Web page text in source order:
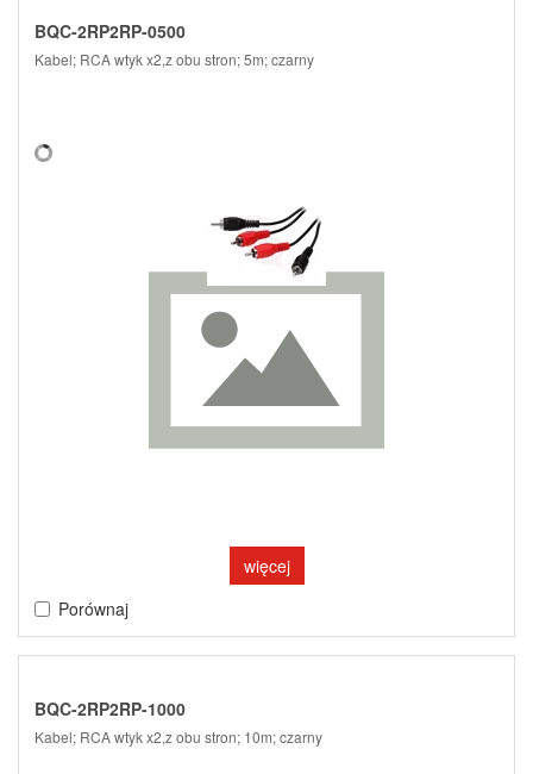
BQC-2RP2RP-0500
Kabel; RCA wtyk x2,z obu stron; 5m; czarny
więcej
Porównaj
BQC-2RP2RP-1000
Kabel; RCA wtyk x2,z obu stron; 10m; czarny